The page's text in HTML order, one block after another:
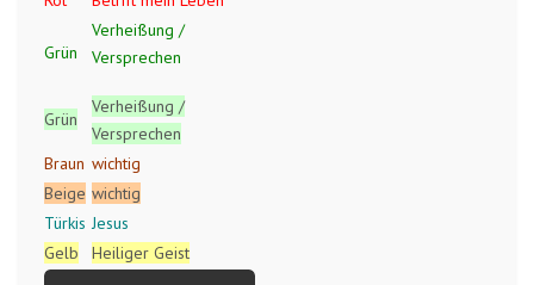
Grün
Verheißung /
Versprechen
Grün
Verheißung /
Versprechen
Braun wichtig
Beige wichtig
Türkis Jesus
Gelb
Heiliger Geist